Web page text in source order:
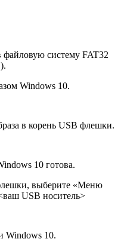
систему FAT32
Windows 10.
в корень USB флешки.
10 готова.
выберите «Меню
USB носитель>
Windows 10.